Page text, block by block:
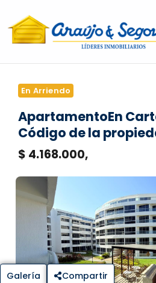
En Arriendo
ApartamentoEn
Código de la
$ 4.168.000,
Galería Compartir